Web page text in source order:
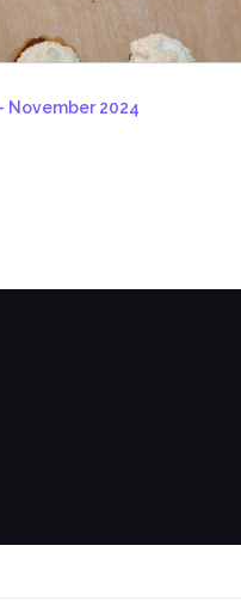
November 2024